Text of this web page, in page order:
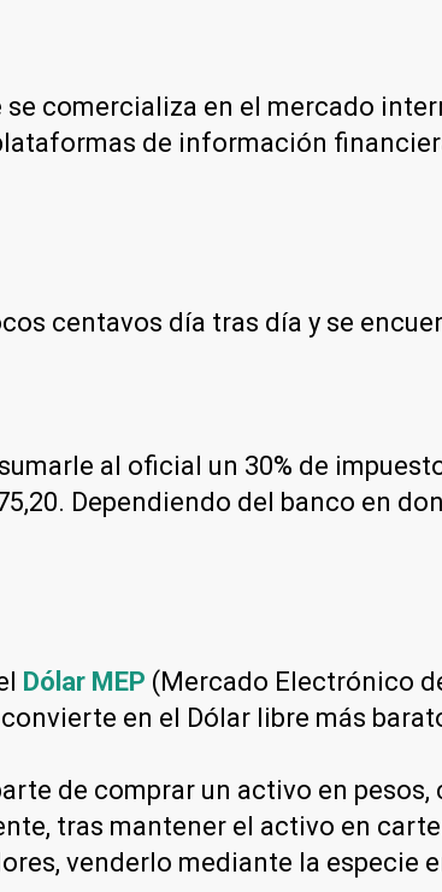
se comercializa en el mercado
de información
centavos día tras día y se
al oficial un 30% de
Dependiendo del banco en
Dólar MEP (Mercado Electrónico
en el Dólar libre más
de comprar un activo en
tras mantener el activo en
venderlo mediante la especie